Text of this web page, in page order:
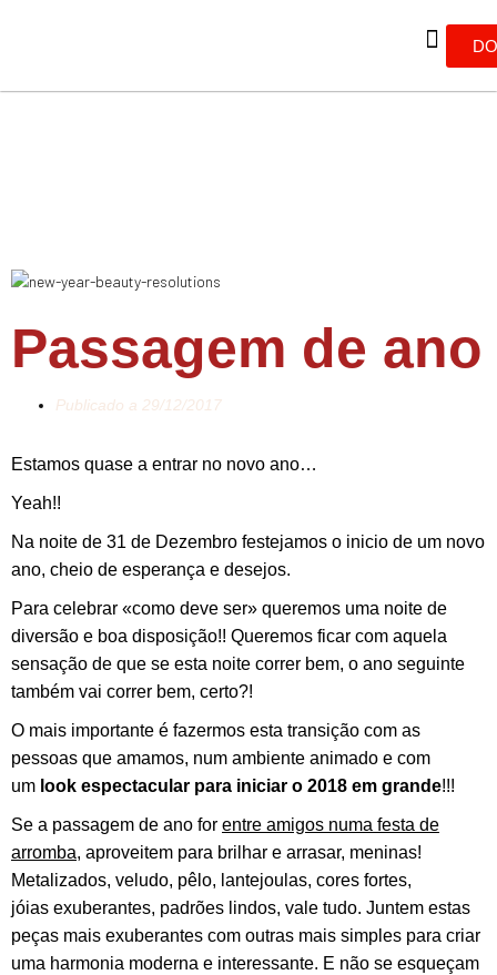
Passagem de ano
Publicado a 29/12/2017
Estamos quase a entrar no novo ano…
Yeah!!
Na noite de 31 de Dezembro festejamos o inicio de um novo
ano, cheio de esperança e desejos.
Para celebrar «como deve ser» queremos uma noite de
diversão e boa disposição!! Queremos ficar com aquela
sensação de que se esta noite correr bem, o ano seguinte
também vai correr bem, certo?!
O mais importante é fazermos esta transição com as
pessoas que amamos, num ambiente animado e com
um look espectacular para iniciar o 2018 em grande!!!
Se a passagem de ano for entre amigos numa festa de
arromba, aproveitem para brilhar e arrasar, meninas!
Metalizados, veludo, pêlo, lantejoulas, cores fortes,
jóias exuberantes, padrões lindos, vale tudo. Juntem estas
peças mais exuberantes com outras mais simples para criar
uma harmonia moderna e interessante. E não se esqueçam